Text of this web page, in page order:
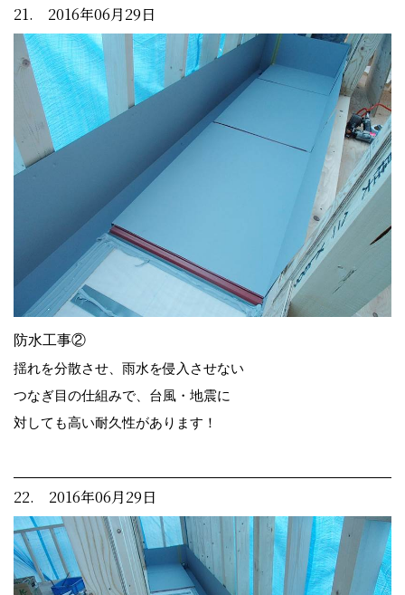
21. 2016年06月29日
防水工事②
揺れを分散させ、雨水を侵入させない
つなぎ目の仕組みで、台風・地震に
対しても高い耐久性があります！
22. 2016年06月29日